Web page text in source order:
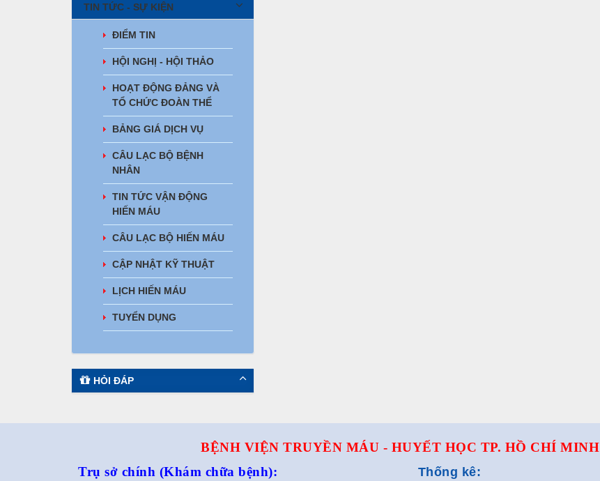
TIN TỨC - SỰ KIỆN
ĐIỂM TIN
HỘI NGHỊ - HỘI THẢO
HOẠT ĐỘNG ĐẢNG VÀ
TỔ CHỨC ĐOÀN THỂ
BẢNG GIÁ DỊCH VỤ
CÂU LẠC BỘ BỆNH
NHÂN
TIN TỨC VẬN ĐỘNG
HIẾN MÁU
CÂU LẠC BỘ HIẾN MÁU
CẬP NHẬT KỸ THUẬT
LỊCH HIẾN MÁU
TUYỂN DỤNG
HỎI ĐÁP
BỆNH VIỆN TRUYỀN MÁU - HUYẾT HỌC TP. HỒ CHÍ MINH
Trụ sở chính (Khám chữa bệnh): Thống kê: